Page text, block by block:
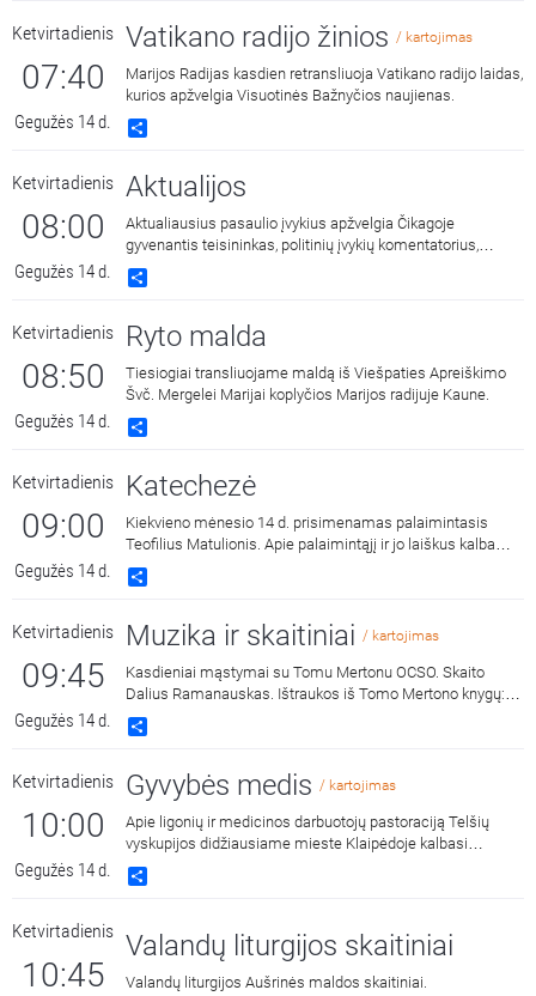
Ketvirtadienis
07:40
Gegužės 14 d.
Vatikano radijo žinios / kartojimas
Marijos Radijas kasdien retransliuoja Vatikano radijo laidas,
kurios apžvelgia Visuotinės Bažnyčios naujienas.
Ketvirtadienis
08:00
Gegužės 14 d.
Aktualijos
Aktualiausius pasaulio įvykius apžvelgia Čikagoje
gyvenantis teisininkas, politinių įvykių komentatorius,
ilgametis lietuvių išeivijos veikėjas dr. Povilas Žumbakis.
Kalbina Audrius Makauskas.
Ketvirtadienis
08:50
Gegužės 14 d.
Ryto malda
Tiesiogiai transliuojame maldą iš Viešpaties Apreiškimo
Švč. Mergelei Marijai koplyčios Marijos radijuje Kaune.
Ketvirtadienis
09:00
Gegužės 14 d.
Katechezė
Kiekvieno mėnesio 14 d. prisimenamas palaimintasis
Teofilius Matulionis. Apie palaimintąjį ir jo laiškus kalba
Išlaužo Švč. Mergelės Marijos Krikščionių pagalbos
parapijos klebonas kun. Vilius Sikorskas. Kalbina
Jolanta Felicija Celiešienė.
Ketvirtadienis
09:45
Gegužės 14 d.
Muzika ir skaitiniai / kartojimas
Kasdieniai mąstymai su Tomu Mertonu OCSO. Skaito
Dalius Ramanauskas. Ištraukos iš Tomo Mertono knygų:
„Septynaukštis kalnas“, išleido „Katalikų pasaulio leidiniai“,
2011 m. ir „Jonos ženklas“, išleido „Katalikų pasaulio
Ketvirtadienis
10:00
Gegužės 14 d.
Gyvybės medis / kartojimas
Apie ligonių ir medicinos darbuotojų pastoraciją Telšių
vyskupijos didžiausiame mieste Klaipėdoje kalbasi
Klaipėdos universiteto ligoninės direktorė slaugai Aida
Smagurienė ir VŠĮ Klaipėdos medicininės slaugos
Saulius Stumbra.
Ketvirtadienis
10:45
Valandų liturgijos skaitiniai
Valandų liturgijos Aušrinės maldos skaitiniai.